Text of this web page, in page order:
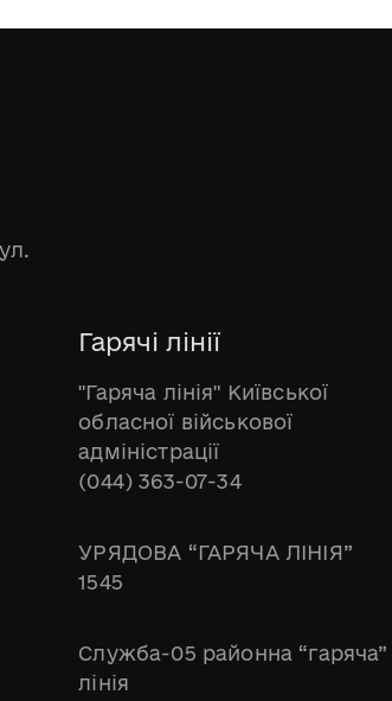
Гарячі лінії
"Гаряча лінія" Київської
обласної військової
адміністрації
(044) 363-07-34
УРЯДОВА “ГАРЯЧА ЛІНІЯ”
1545
Служба-05 районна “гаряча”
лінія